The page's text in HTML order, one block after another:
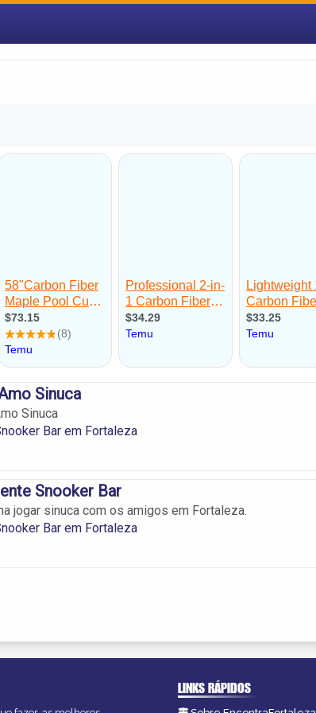
Sinuca
Sinuca
Bar em Fortaleza
Snooker Bar
jogar sinuca com os amigos em Fortaleza.
Bar em Fortaleza
LINKS RÁPIDOS